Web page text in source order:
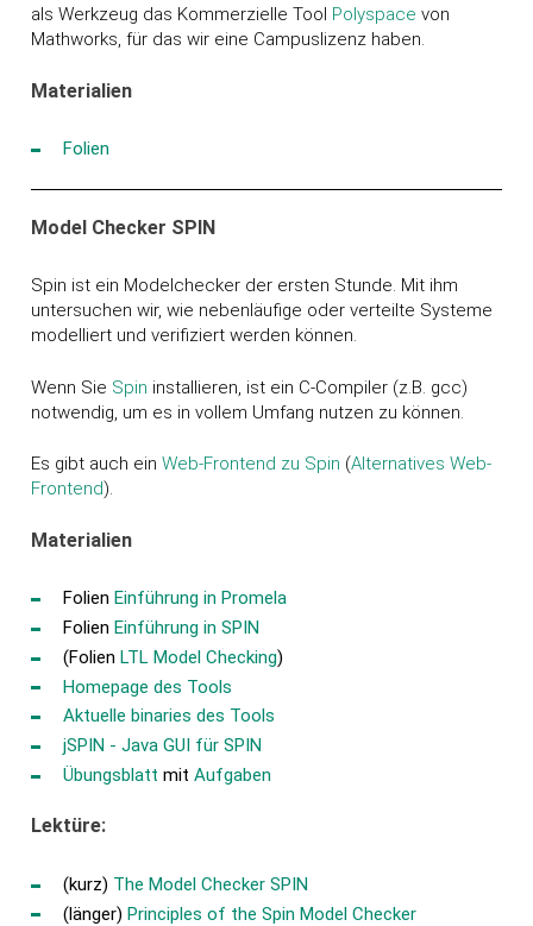
als Werkzeug das Kommerzielle Tool Polyspace von
Mathworks, für das wir eine Campuslizenz haben.
Materialien
Folien
Model Checker SPIN
Spin ist ein Modelchecker der ersten Stunde. Mit ihm
untersuchen wir, wie nebenläufige oder verteilte Systeme
modelliert und verifiziert werden können.
Wenn Sie Spin installieren, ist ein C-Compiler (z.B. gcc)
notwendig, um es in vollem Umfang nutzen zu können.
Es gibt auch einWeb-Frontend zu Spin (Alternatives Web-
Frontend).
Materialien
FolienEinführung in Promela
FolienEinführung in SPIN
(FolienLTL Model Checking)
Homepage des Tools
Aktuelle binaries des Tools
jSPIN - Java GUI für SPIN
Übungsblatt mitAufgaben
Lektüre:
(kurz) The Model Checker SPIN
(länger)Principles of the Spin Model Checker